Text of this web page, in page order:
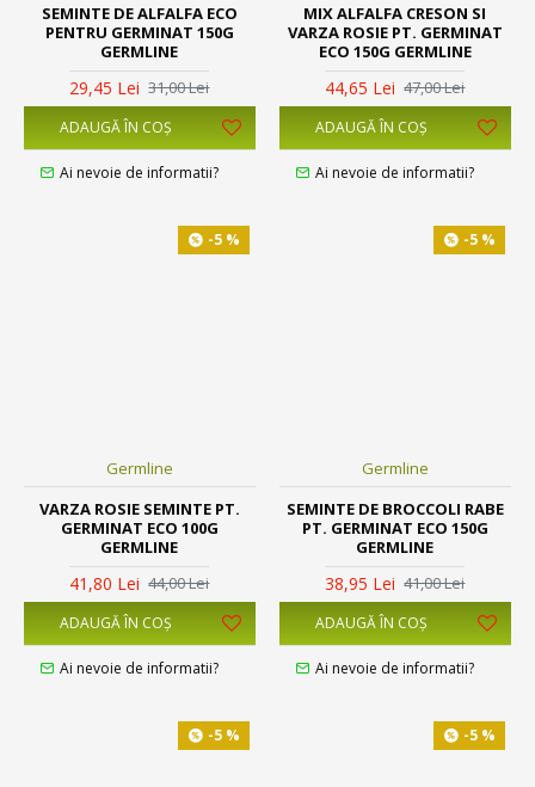
SEMINTE DE ALFALFA ECO
PENTRU GERMINAT 150G
GERMLINE
29,45 Lei 31,00 Lei
ADAUGĂ ÎN COŞ
Ai nevoie de informatii?
MIX ALFALFA CRESON SI
VARZA ROSIE PT. GERMINAT
ECO 150G GERMLINE
44,65 Lei 47,00 Lei
ADAUGĂ ÎN COŞ
Ai nevoie de informatii?
-5 %
Germline
VARZA ROSIE SEMINTE PT.
GERMINAT ECO 100G
GERMLINE
41,80 Lei 44,00 Lei
ADAUGĂ ÎN COŞ
Ai nevoie de informatii?
-5 %
Germline
SEMINTE DE BROCCOLI RABE
PT. GERMINAT ECO 150G
GERMLINE
38,95 Lei 41,00 Lei
ADAUGĂ ÎN COŞ
Ai nevoie de informatii?
-5 % -5 %